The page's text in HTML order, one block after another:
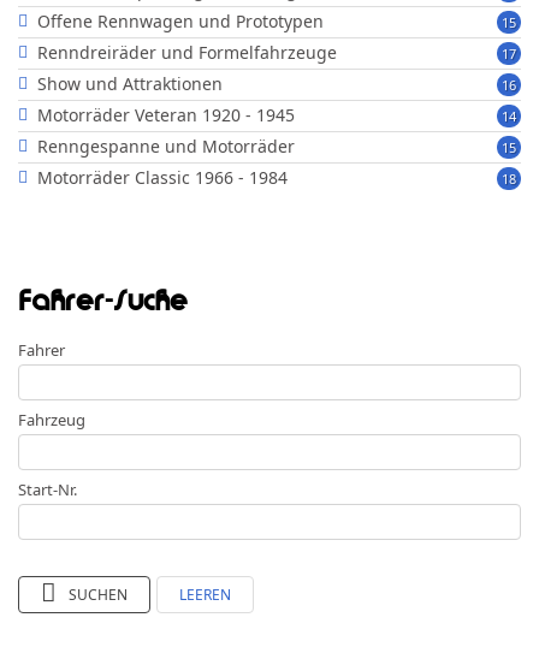
15
Offene Rennwagen und Prototypen
17
Renndreiräder und Formelfahrzeuge
16
Show und Attraktionen
14
Motorräder Veteran 1920 - 1945
15
Renngespanne und Motorräder
18
Motorräder Classic 1966 - 1984
Fahrer-Suche
Fahrer
Fahrzeug
Start-Nr.
SUCHEN LEEREN